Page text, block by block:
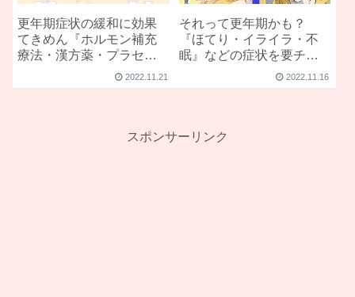
更年期症状の緩和に効果
てきめん『ホルモン補充
療法・漢方薬・プラセン
2022.11.21
それって更年期かも？
『ほてり・イライラ・不
眠』などの症状を要チェ
2022.11.16
スポンサーリンク